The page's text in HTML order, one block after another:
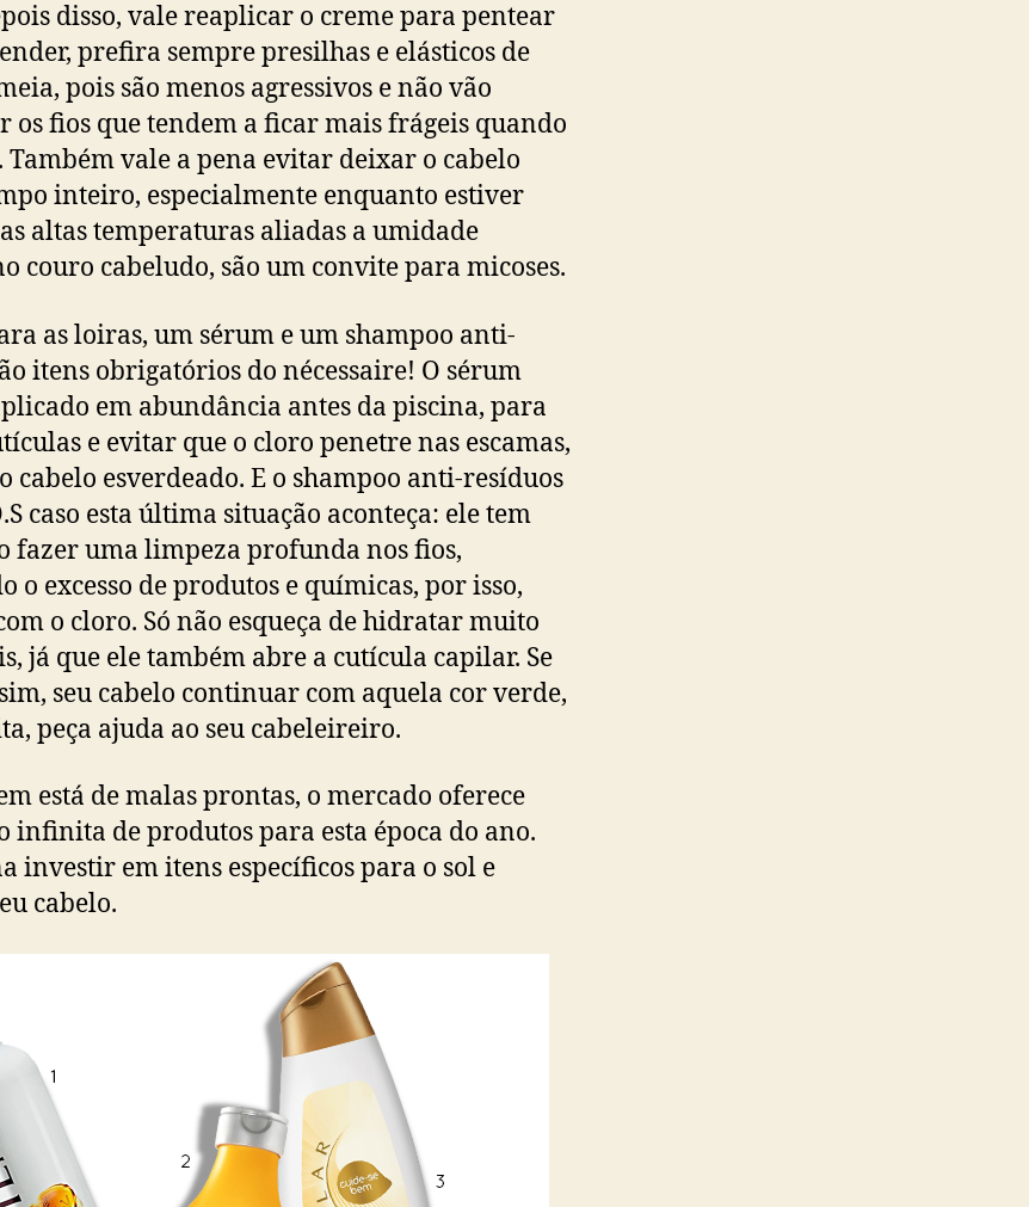
disso, vale reaplicar o creme para pentear
prefira sempre presilhas e elásticos de
pois são menos agressivos e não vão
os fios que tendem a ficar mais frágeis quando
Também vale a pena evitar deixar o cabelo
inteiro, especialmente enquanto estiver
altas temperaturas aliadas a umidade
couro cabeludo, são um convite para micoses.
as loiras, um sérum e um shampoo anti-
itens obrigatórios do nécessaire! O sérum
em abundância antes da piscina, para
e evitar que o cloro penetre nas escamas,
cabelo esverdeado. E o shampoo anti-resíduos
caso esta última situação aconteça: ele tem
fazer uma limpeza profunda nos fios,
o excesso de produtos e químicas, por isso,
o cloro. Só não esqueça de hidratar muito
já que ele também abre a cutícula capilar. Se
seu cabelo continuar com aquela cor verde,
peça ajuda ao seu cabeleireiro.
está de malas prontas, o mercado oferece
infinita de produtos para esta época do ano.
investir em itens específicos para o sol e
cabelo.